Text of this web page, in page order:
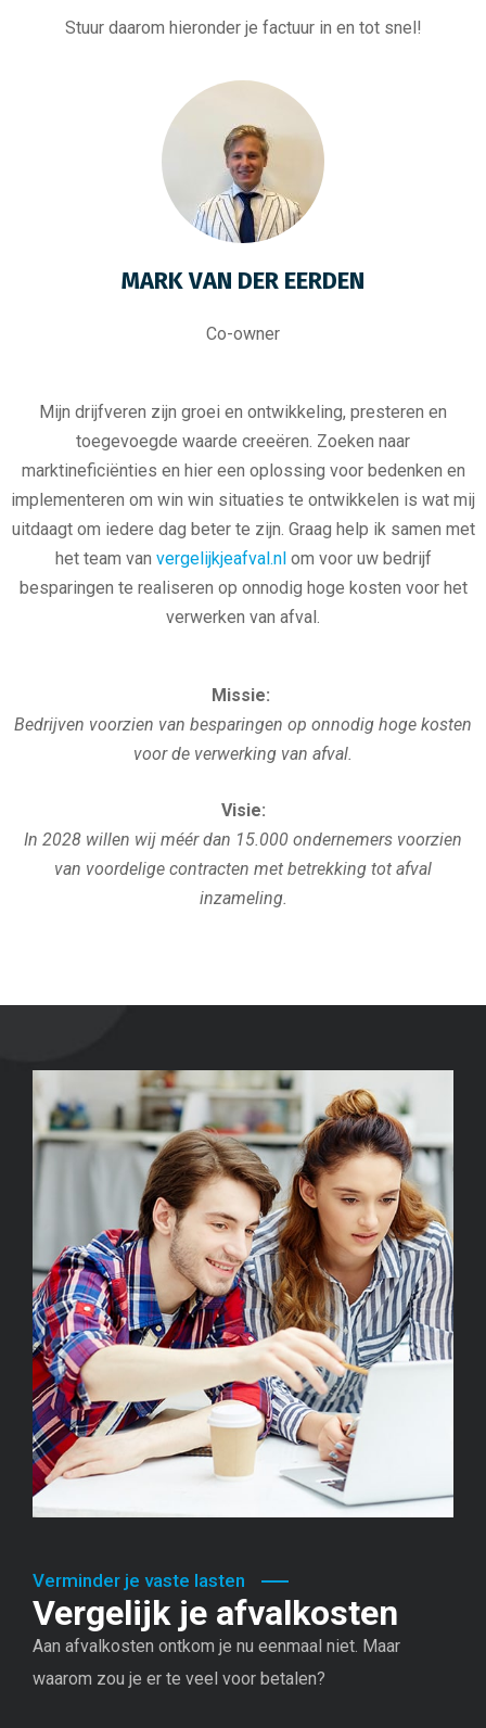
Stuur daarom hieronder je factuur in en tot snel!
MARK VAN DER EERDEN
Co-owner
Mijn drijfveren zijn groei en ontwikkeling, presteren en
toegevoegde waarde creeëren. Zoeken naar
marktineficiënties en hier een oplossing voor bedenken en
implementeren om win win situaties te ontwikkelen is wat mij
uitdaagt om iedere dag beter te zijn. Graag help ik samen met
het team van vergelijkjeafval.nlom voor uw bedrijf
besparingen te realiseren op onnodig hoge kosten voor het
verwerken van afval.
Missie:
Bedrijven voorzien van besparingen op onnodig hoge kosten
voor de verwerking van afval.
Visie:
In 2028 willen wij méér dan 15.000 ondernemers voorzien
van voordelige contracten met betrekking tot afval
inzameling.
Verminder je vaste lasten
Vergelijk je afvalkosten
Aan afvalkosten ontkom je nu eenmaal niet. Maar
waarom zou je er te veel voor betalen?